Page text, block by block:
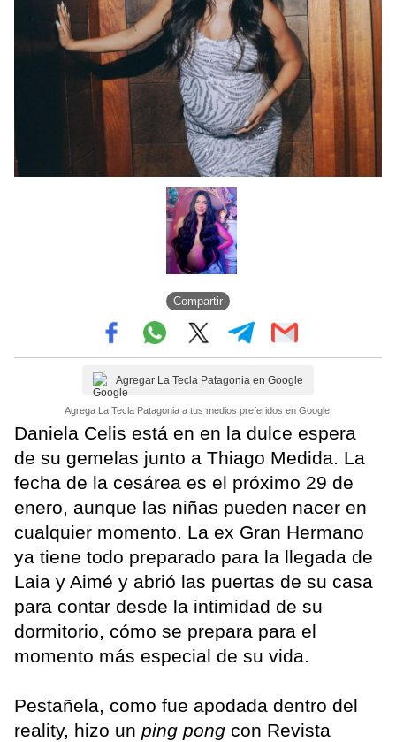
Compartir
Agregar La Tecla Patagonia en Google
Agrega La Tecla Patagonia a tus medios preferidos en Google.
Daniela Celis está en en la dulce espera
de su gemelas junto a Thiago Medida. La
fecha de la cesárea es el próximo 29 de
enero, aunque las niñas pueden nacer en
cualquier momento. La ex Gran Hermano
ya tiene todo preparado para la llegada de
Laia y Aimé y abrió las puertas de su casa
para contar desde la intimidad de su
dormitorio, cómo se prepara para el
momento más especial de su vida.
Pestañela, como fue apodada dentro del
reality, hizo un ping pong con Revista